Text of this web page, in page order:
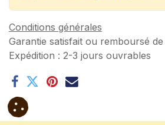
Conditions générales
Garantie satisfait ou remboursé
Expédition : 2-3 jours ouvrables